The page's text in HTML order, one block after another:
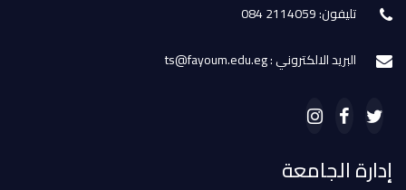
تليفون: 2114059 084
البريد الالكتروني : ts@fayoum.edu.eg
إدارة الجامعة